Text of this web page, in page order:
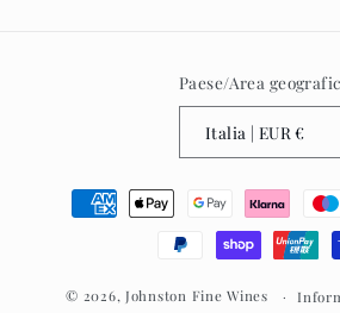
Paese/Area
Italia | EUR €
Metodi
© 2026, Johnston Fine Wines